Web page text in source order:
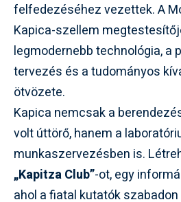
felfedezéséhez vezettek. A
Kapica-szellem
legmodernebb technológia, a
tervezés és a tudományos
ötvözete.
Kapica nemcsak a
volt úttörő, hanem a
munkaszervezésben is.
„Kapitza Club”-ot, egy
ahol a fiatal kutatók